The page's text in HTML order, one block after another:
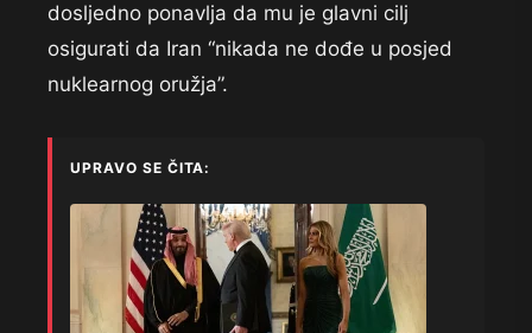
dosljedno ponavlja da mu je glavni cilj
osigurati da Iran “nikada ne dođe u posjed
nuklearnog oružja”.
UPRAVO SE ČITA: